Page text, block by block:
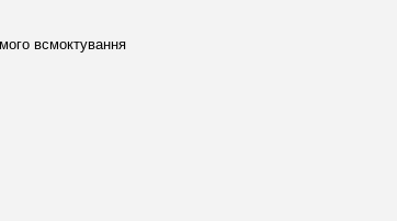
всмоктування